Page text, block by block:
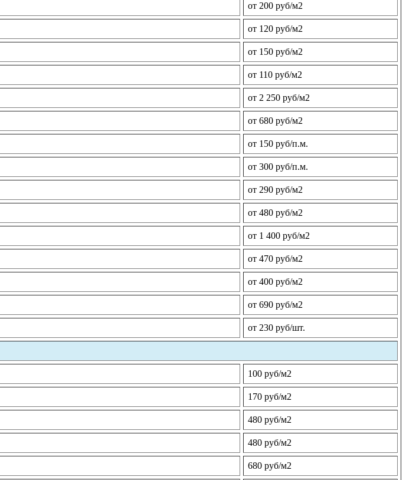
от 200 руб/м2
от 120 руб/м2
от 150 руб/м2
от 110 руб/м2
от 2 250 руб/м2
от 680 руб/м2
от 150 руб/п.м.
от 300 руб/п.м.
от 290 руб/м2
от 480 руб/м2
от 1 400 руб/м2
от 470 руб/м2
от 400 руб/м2
от 690 руб/м2
от 230 руб/шт.
100 руб/м2
170 руб/м2
480 руб/м2
480 руб/м2
680 руб/м2